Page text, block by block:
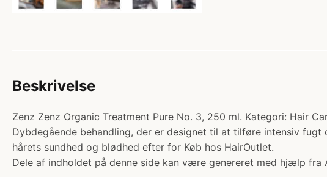
Beskrivelse
Zenz Zenz Organic Treatment Pure No. 3, 250 ml. Kategori: Hair
Dybdegående behandling, der er designet til at tilføre intensiv
hårets sundhed og blødhed efter for Køb hos HairOutlet.
Dele af indholdet på denne side kan være genereret med hjælp fra